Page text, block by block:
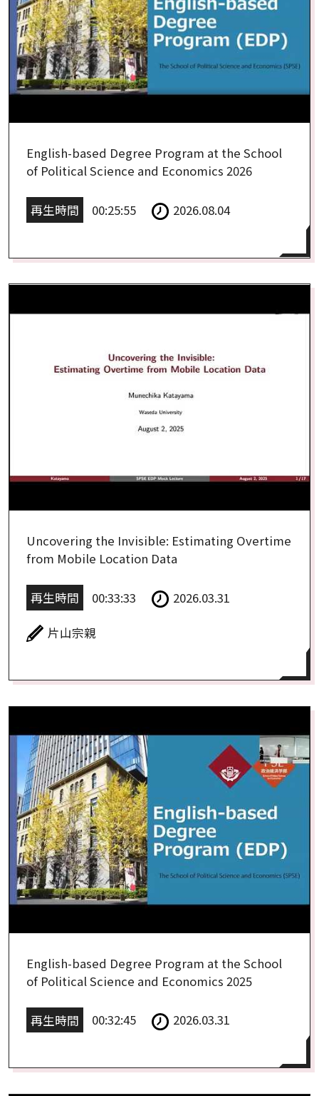
English-based Degree Program at the School
of Political Science and Economics 2026
再生時間 00:25:55 2026.08.04
Uncovering the Invisible: Estimating Overtime
from Mobile Location Data
再生時間 00:33:33 2026.03.31
片山宗親
English-based Degree Program at the School
of Political Science and Economics 2025
再生時間 00:32:45 2026.03.31